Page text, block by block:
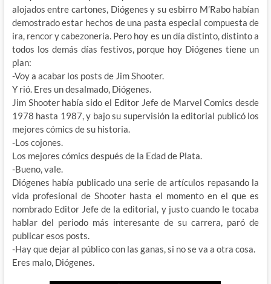
alojados entre cartones, Diógenes y su esbirro M’Rabo habían
demostrado estar hechos de una pasta especial compuesta de
ira, rencor y cabezonería. Pero hoy es un día distinto, distinto a
todos los demás días festivos, porque hoy Diógenes tiene un
plan:
-Voy a acabar los posts de Jim Shooter.
Y rió. Eres un desalmado, Diógenes.
Jim Shooter había sido el Editor Jefe de Marvel Comics desde
1978 hasta 1987, y bajo su supervisión la editorial publicó los
mejores cómics de su historia.
-Los cojones.
Los mejores cómics después de la Edad de Plata.
-Bueno, vale.
Diógenes había publicado una serie de artículos repasando la
vida profesional de Shooter hasta el momento en el que es
nombrado Editor Jefe de la editorial, y justo cuando le tocaba
hablar del periodo más interesante de su carrera, paró de
publicar esos posts.
-Hay que dejar al público con las ganas, si no se va a otra cosa.
Eres malo, Diógenes.